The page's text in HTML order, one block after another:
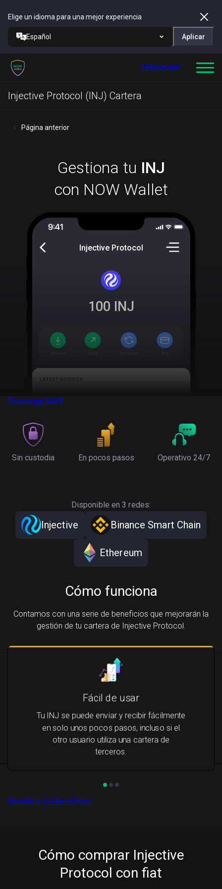
Elige un idioma para una mejor experiencia
Español Aplicar
Descargar
Injective Protocol (INJ) Cartera
Página anterior
Gestiona tu INJ
con NOW Wallet
Injective Protocol
100 INJ
Descargar NOW
Sin custodia En pocos pasos Operativo 24/7
Disponible en 3 redes:
Injective Binance Smart Chain
Ethereum
Cómo funciona
Contamos con una serie de beneficios que mejorarán la
gestión de tu cartera de Injective Protocol.
Fácil de usar
Tu INJ se puede enviar y recibir fácilmente
en solo unos pocos pasos, incluso si el
otro usuario utiliza una cartera de
terceros.
Accede a los beneficios
Cómo comprar Injective
Protocol con fiat